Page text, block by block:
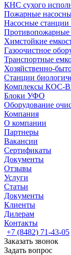
КНС сухого
Пожарные
Насосные cтанции
Противопожарные
Химстойкие
Газоочистное
Транспортные
Хозяйственно-
Станции
Комплексы КОС-
Блоки УФО
Оборудование
Компания
О компании
Партнеры
Вакансии
Сертификаты
Документы
Отзывы
Услуги
Статьи
Документы
Клиенты
Дилерам
Контакты
+7 (8482) 71-43-05
Заказать звонок
Задать вопрос